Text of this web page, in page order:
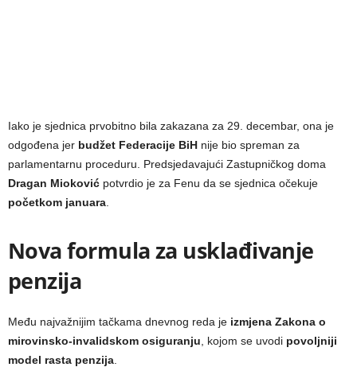
Iako je sjednica prvobitno bila zakazana za 29. decembar, ona je
odgođena jer budžet Federacije BiH nije bio spreman za
parlamentarnu proceduru. Predsjedavajući Zastupničkog doma
Dragan Mioković potvrdio je za Fenu da se sjednica očekuje
početkom januara
Nova formula za usklađivanje
penzija
Među najvažnijim tačkama dnevnog reda je izmjena Zakona o
mirovinsko-invalidskom osiguranju , kojom se uvodi povoljniji
model rasta penzija